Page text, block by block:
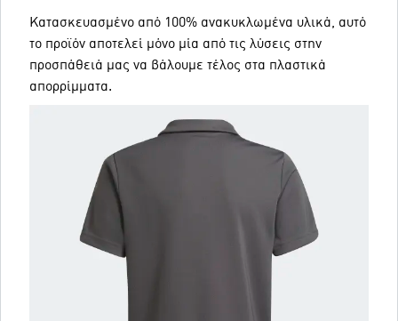
Κατασκευασμένο από 100% ανακυκλωμένα υλικά, αυτό
το προϊόν αποτελεί μόνο μία από τις λύσεις στην
προσπάθειά μας να βάλουμε τέλος στα πλαστικά
απορρίμματα.